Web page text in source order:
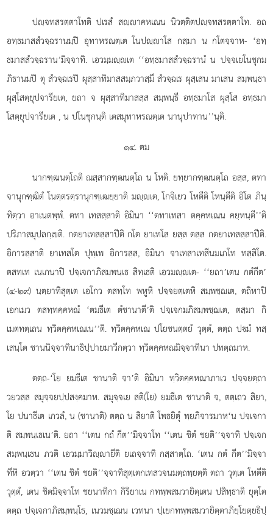
ปฺจทสรตฺตาโทติ ปเรสํ สฺาคหเณน นิวตฺติตปฺจทสรตฺตาโท. อถ
อทฺธมาสสํวจฺฉรานมฺปิ อุทาหรณตฺเต โนปฺาโส กสฺมา น กโตจฺจาห- ‘อทฺ
ธมาสสํวจฺฉราน’มิจฺจาทิ. เอวมฺมฺเต ‘‘อทฺธมาสสํวจฺฉรานํ น ปจฺจเยโนชุกม
ภิธานมปิ ตุ สํวจฺฉเรปิ ผุสฺสาทิมาสสมฺภวาสฺมึ สํวจฺฉเร ผุสฺเสน มาเสน สมฺพนฺธา
ผุสฺโสตฺยุปจารียเต, ยถา จ ผุสฺสาทิมาสสฺส สมฺพนฺธี อทฺธมาโส ผุสฺโส อทฺธมา
โสตฺยุปจารียเต, น ปโนชุกนฺติ เตสมุทาหรณตฺเต นานุปาทาน’’นฺติ.
๑๔. ตม
นากฑฺฒนตฺโถติ ณสฺสากฑฺฒนตฺโถ น โหติ. ยทฺยากฑฺฒนตฺโถ อสฺส, ตทา
จานุกฑฺฒิตํ โนตฺตรตฺรานุกฑฺเฒยฺยาติ มฺเต, โกจิเยว โหตีติ โหนฺตีติ อิโต ภินฺ
ทิตฺวา อาเนตพฺพํ. ตทา เทสสฺสาติ อิมินา ‘‘ตทาเทสา ตคฺคหเณน คยฺหนฺตี’’ติ
ปริภาสมุปลกฺเขติ. กตยาเทสสฺสาปีติ กโต ยาเทโส ยสฺส ตสฺส กตยาเทสสฺสาปีติ.
อิการสฺสาติ ยาเทสโต ปุพฺเพ อิการสฺส, อิมินา จาเทสาเทสีนมเภโท ทสฺสิโต.
ตสทฺเท เนเกนาปิ ปจฺเจกาภิสมฺพนฺเธ สิทฺเธติ เอวมฺเต- ‘‘ยถา’เตน กตํกีต’
(๔-๒๙) นฺตฺยาทิสุตฺเต เอโกว ตสทฺโท พหูหิ ปจฺจยตฺเตหิ สมฺพชฺฌเต, ตถิหาปิ
เอกเมว ตสทฺทคฺคหณํ ‘ตมธีเต ตํชานาตี’ติ ปจฺเจกมภิสมฺพชฺฌเต, ตสฺมา กิ
เมตทตฺเถน ทฺวิตคฺคหเณเน’’ติ. ทฺวิตคฺคหเณ ปโยชนตฺตยํ วุตฺตํ, ตตฺถ ปมํ ทสฺ
เสนฺโต ชานนิจฺจาทินาธิปฺปายมาวีกตฺวา ทฺวิตคฺคหณมิจฺจาทินา ปทตฺถมาห.
ตตฺถ-‘โย ยมธีเต ชานาติ จา’ติ อิมินา ทฺวิตคฺคหณาภาเว ปจฺจยตฺถา
วยวสฺส สมุจฺจยปฺปสงฺคมาห. สมุจฺจเย สติ(โย) ยมธีเต ชานาติ จ, ตตฺเถว สิยา,
โย ปนาธีเต เกวลํ, น (ชานาติ) ตตฺถ น สิยาติ โพธยิตุํ พฺยภิจารมาห‘น ปจฺเจกา
ติ สมฺพนฺเธเน’ติ. ยถา ‘‘เตน กถํ กีต’’มิจฺจาโท ‘‘เตน ชิตํ ชยติ’’จฺจาทิ ปจฺเจก
สมฺพนฺเธน ภวติ เอวมฺมาวิฺายีติ ยเถจฺจาทิ กสฺสาตฺโถ. ‘เตน กตํ กีต’’มิจฺจา
ทีหิ อวตฺวา ‘‘เตน ชิตํ ชยติ’’จฺจาทิสุตฺเตกเทสวจนมตฺถพฺยตฺติ ตถา วุตฺเต โหตีติ
วุตฺตํ, เตน ชิตมิจฺจาโท ชยนาทิกา กิริยาเน กทพฺพสมวายิตฺเตน ปสิทฺธาติ ยุตฺโต
ตตฺถ ปจฺเจกาภิสมฺพนฺโธ, เนวมชฺเฌน เวทนา ปฺเยกทพฺพสมวายิตฺตาภิยฺโยตฺยธิปฺ